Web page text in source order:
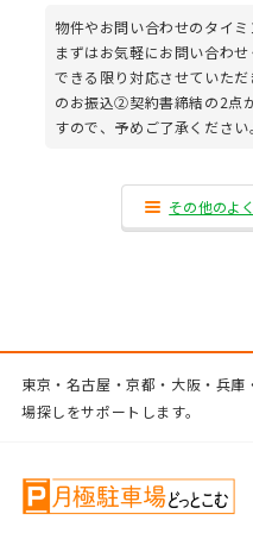
物件やお問い合わせのタイミ
まずはお気軽にお問い合わ
できる限り対応させていた
のお振込②契約書締結の2点
すので、予めご了承ください。
その他のよ
東京・名古屋・京都・大阪・兵
場探しをサポートします。